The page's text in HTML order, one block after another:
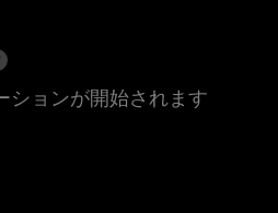
ションが開始されます